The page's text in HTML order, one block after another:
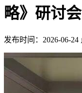
略》研讨
发布时间：2026-06-24